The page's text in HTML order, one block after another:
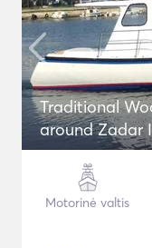
Traditional
around Zadar
Motorinė valtis